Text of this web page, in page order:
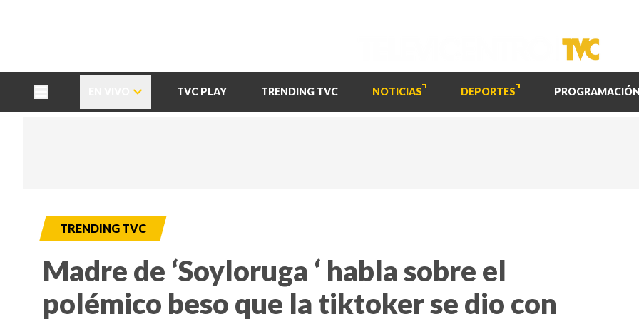
TVC PLAY TRENDING TVC NOTICIAS DEPORTES PROGRAMACIÓN
TRENDING TVC
Madre de ‘Soyloruga ‘ habla sobre el
polémico beso que la tiktoker se dio con